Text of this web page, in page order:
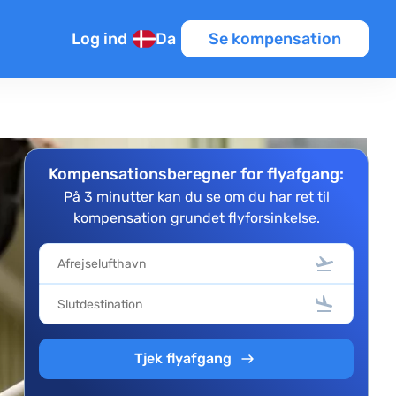
Log ind Da Se kompensation
Kompensationsberegner for flyafgang:
På 3 minutter kan du se om du har ret til
kompensation grundet flyforsinkelse.
Tjek flyafgang